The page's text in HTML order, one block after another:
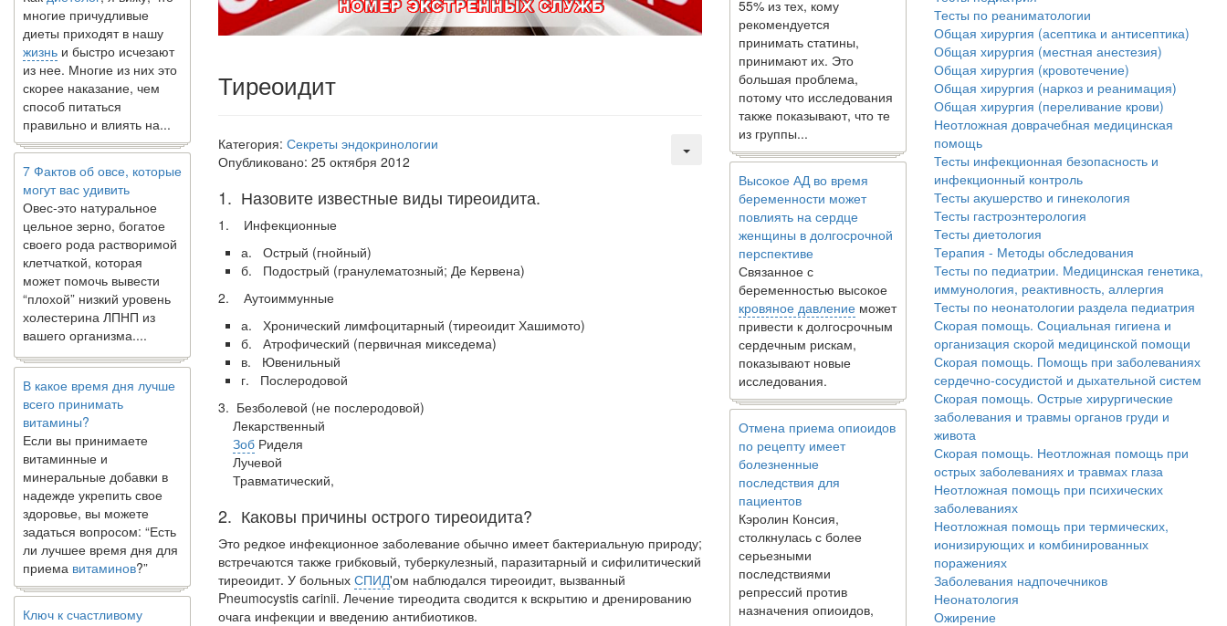
диеты приходят в нашу
жизньи быстро исчезают
из нее. Многие из них это
скорее наказание, чем
способ питаться
правильно и влиять на...
7 Фактов об овсе, которые
могут вас удивить
Овес-это натуральное
цельное зерно, богатое
своего рода растворимой
клетчаткой, которая
может помочь вывести
“плохой” низкий уровень
холестерина ЛПНП из
вашего организма....
В какое время дня лучше
всего принимать
витамины?
Если вы принимаете
витаминные и
минеральные добавки в
надежде укрепить свое
здоровье, вы можете
задаться вопросом: “Есть
ли лучшее время дня для
приемавитаминов?”
Ключ к счастливому
партнерству
Тиреоидит
Категория: Секреты эндокринологии
Опубликовано: 25 октября 2012
1. Назовите известные виды тиреоидита.
1. Инфекционные
а. Острый (гнойный)
б. Подострый (гранулематозный; Де Кервена)
2. Аутоиммунные
а. Хронический лимфоцитарный (тиреоидит Хашимото)
б. Атрофический (первичная микседема)
в. Ювенильный
г. Послеродовой
3. Безболевой (не послеродовой)
Лекарственный
Зоб Риделя
Лучевой
Травматический,
2. Каковы причины острого тиреоидита?
Это редкое инфекционное заболевание обычно имеет бактериальную природу;
встречаются также грибковый, туберкулезный, паразитарный и сифилитический
ти­реоидит. У больных СПИД'ом наблюдался тиреоидит, вызванный
Pneumocystis carinii. Лечение тиреодита сводится к вскрытию и дренированию
очага инфекции и введению антибиотиков.
55% из тех, кому
рекомендуется
принимать статины,
принимают их. Это
большая проблема,
потому что исследования
также показывают, что те
из группы...
Высокое АД во время
беременности может
повлиять на сердце
женщины в долгосрочной
перспективе
Связанное с
беременностью высокое
кровяное давление может
привести к долгосрочным
сердечным рискам,
показывают новые
исследования.
Отмена приема опиоидов
по рецепту имеет
болезненные
последствия для
пациентов
Кэролин Консия,
столкнулась с более
серьезными
последствиями
репрессий против
назначения опиоидов,
Тесты по реаниматологии
Общая хирургия (асептика и антисептика)
Общая хирургия (местная анестезия)
Общая хирургия (кровотечение)
Общая хирургия (наркоз и реанимация)
Общая хирургия (переливание крови)
Неотложная доврачебная медицинская
помощь
Тесты инфекционная безопасность и
инфекционный контроль
Тесты акушерство и гинекология
Тесты гастроэнтерология
Тесты диетология
Терапия - Методы обследования
Тесты по педиатрии. Медицинская генетика,
иммунология, реактивность, аллергия
Тесты по неонатологии раздела педиатрия
Скорая помощь. Социальная гигиена и
организация скорой медицинской помощи
Скорая помощь. Помощь при заболеваниях
сердечно-сосудистой и дыхательной систем
Скорая помощь. Острые хирургические
заболевания и травмы органов груди и
живота
Скорая помощь. Неотложная помощь при
острых заболеваниях и травмах глаза
Неотложная помощь при психических
заболеваниях
Неотложная помощь при термических,
ионизирующих и комбинированных
поражениях
Заболевания надпочечников
Неонатология
Ожирение